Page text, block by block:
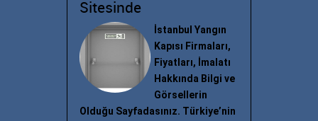
Sitesinde
İstanbul Yangın
Kapısı Firmaları,
Fiyatları, İmalatı
Hakkında Bilgi ve
Görsellerin
Olduğu Sayfadasınız. Türkiye’nin